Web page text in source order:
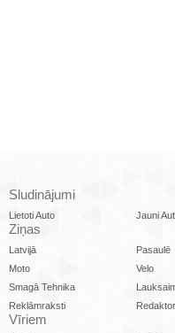
Sludinājumi
Lietoti Auto Jauni
Ziņas
Latvijā Pasaulē
Moto
Velo
Smagā Tehnika
Reklāmraksti
Vīriem